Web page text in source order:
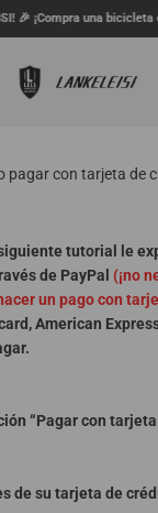
🎉 ¡Compra una
lankeleisi.eu
pagar con tarjeta de
tutorial le
de PayPal (¡no
un pago con
American
“Pagar con
de su tarjeta de